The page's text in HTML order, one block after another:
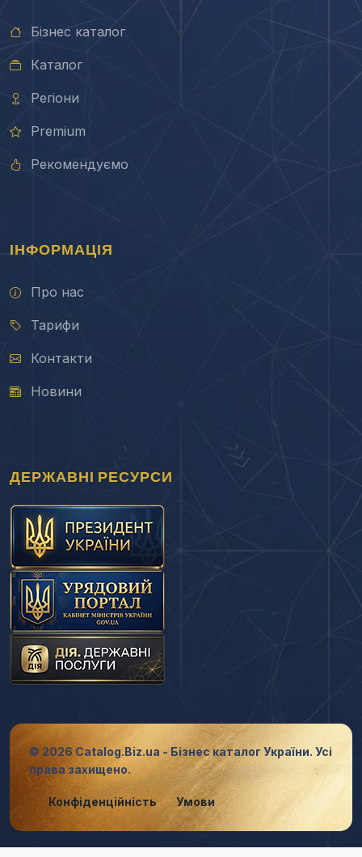
Бізнес каталог
Каталог
Регіони
Premium
Рекомендуємо
ІНФОРМАЦІЯ
Про нас
Тарифи
Контакти
Новини
ДЕРЖАВНІ РЕСУРСИ
© 2026 Catalog.Biz.ua - Бізнес каталог України. Усі
права захищено.
Конфіденційність Умови